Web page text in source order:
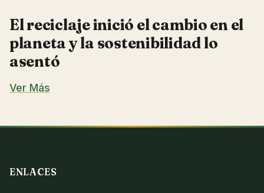
El reciclaje inició el cambio en el
planeta y la sostenibilidad lo
asentó
Ver Más
ENLACES